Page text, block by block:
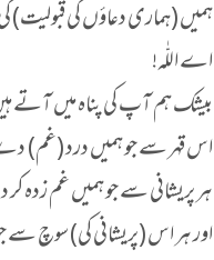
ہمیں (ہماری دعاؤں کی قبولیت)
اے اللّٰہ!
بیشک ہم آپ کی پناہ میں آتے
اس قہر سے جو ہمیں درد (غم)
ہر پریشانی سے جو ہمیں غم زدہ
اور ہر اس (پریشانی کی) سوچ سے